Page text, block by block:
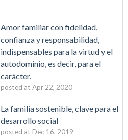
Amor familiar con fidelidad,
confianza y responsabilidad,
indispensables para la virtud y el
autodominio, es decir, para el
carácter.
posted at Apr 22, 2020
La familia sostenible, clave para el
desarrollo social
posted at Dec 16, 2019